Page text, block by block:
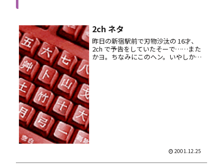
2ch ネタ
昨日の新宿駅前で刃物沙汰の 16才、
2ch で予告をしていたそーで……また
かヨ。ちなみにこのヘン。いやしかし
2001.12.25